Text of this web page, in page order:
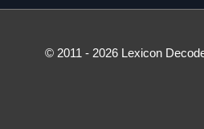
© 2011 - 2026 Lexicon